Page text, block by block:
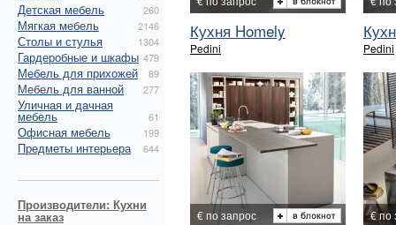
Детская мебель 260
Мягкая мебель 2146
Столы и стулья 1304
Гардеробные и шкафы 479
Мебель для прихожей 89
Мебель для ванной 277
Уличная и дачная
мебель 61
Офисная мебель 199
Предметы интерьера 644
Производители: Кухни
на заказ
Кухня Homely
Pedini Pedini
€ по запрос € по